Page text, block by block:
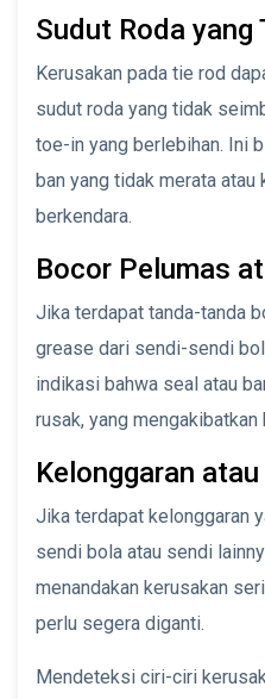
Sudut Roda yang
Kerusakan pada tie rod
sudut roda yang tidak
toe-in yang berlebihan. Ini
ban yang tidak merata
berkendara.
Bocor Pelumas
Jika terdapat tanda-tanda
grease dari sendi-sendi
indikasi bahwa seal atau
rusak, yang mengakibatkan
Kelonggaran
Jika terdapat kelonggaran
sendi bola atau sendi
menandakan kerusakan
perlu segera diganti.
Mendeteksi ciri-ciri